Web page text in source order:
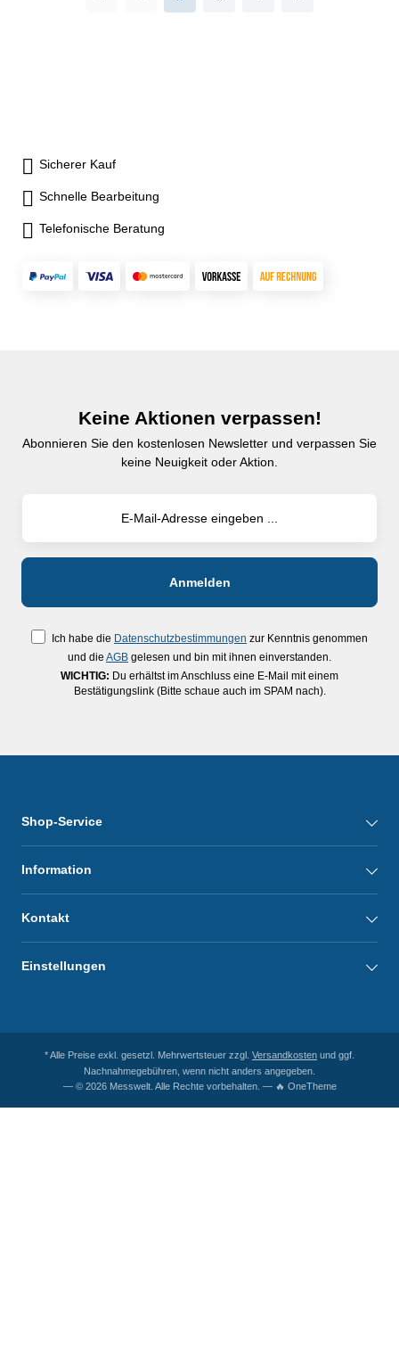
Einsatz mit Batterie 2 x CR
Sicherer Kauf
Schnelle Bearbeitung
Telefonische Beratung
Keine Aktionen verpassen!
Abonnieren Sie den kostenlosen Newsletter und verpassen Sie
keine Neuigkeit oder Aktion.
Ich habe die Datenschutzbestimmungen zur Kenntnis genommen
und die AGB gelesen und bin mit ihnen einverstanden.
WICHTIG: Du erhältst im Anschluss eine E-Mail mit einem
Bestätigungslink (Bitte schaue auch im SPAM nach).
Shop-Service
Information
Kontakt
Einstellungen
* Alle Preise exkl. gesetzl. Mehrwertsteuer zzgl. Versandkosten und ggf.
Nachnahmegebühren, wenn nicht anders angegeben.
— © 2026 Messwelt. Alle Rechte vorbehalten. — 🔥 OneTheme